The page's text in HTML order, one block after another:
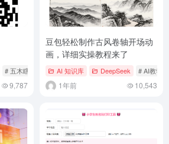
# 五木瞎折腾
9,787
豆包轻松制作古风卷轴开场动
画，详细实操教程来了
AI 知识库 DeepSeek # AI教学
1年前 10,543